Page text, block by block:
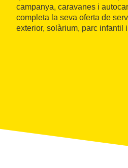
campanya, caravanes i
completa la seva oferta de
exterior, solàrium, parc infantil